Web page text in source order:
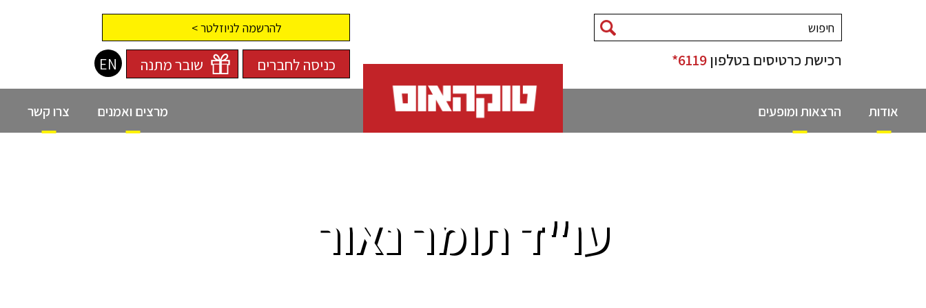
רכישת כרטיסים בטלפון6119*
להרשמה לניוזלטר >
EN כניסה לחברים שובר מתנה
מרצים ואמנים צרו קשר אודות הרצאות ומופעים
עו"ד תומר נאור